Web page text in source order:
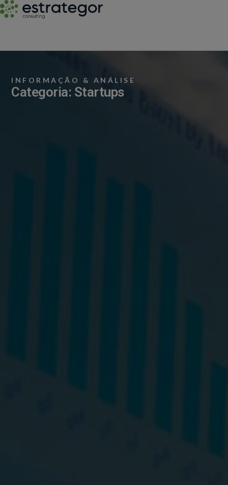
INFORMAÇÃO & ANÁLISE
Categoria: Startups